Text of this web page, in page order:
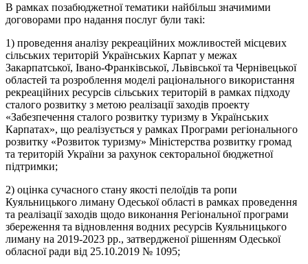
В рамках позабюджетної тематики найбільш значимими
договорами про надання послуг були такі:
1) проведення аналізу рекреаційних можливостей місцевих
сільських територій Українських Карпат у межах
Закарпатської, Івано-Франківської, Львівської та Чернівецької
областей та розроблення моделі раціонального використання
рекреаційних ресурсів сільських територій в рамках підходу
сталого розвитку з метою реалізації заходів проекту
«Забезпечення сталого розвитку туризму в Українських
Карпатах», що реалізується у рамках Програми регіонального
розвитку «Розвиток туризму» Міністерства розвитку громад
та територій України за рахунок секторальної бюджетної
підтримки;
2) оцінка сучасного стану якості пелоїдів та ропи
Куяльницького лиману Одеської області в рамках проведення
та реалізації заходів щодо виконання Регіональної програми
збереження та відновлення водних ресурсів Куяльницького
лиману на 2019-2023 рр., затвердженої рішенням Одеської
обласної ради від 25.10.2019 № 1095;